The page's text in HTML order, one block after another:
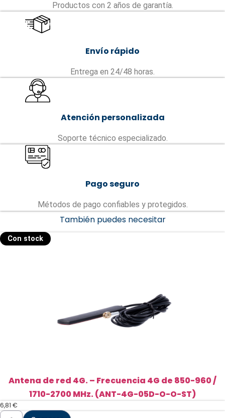
Productos con 2 años de garantía.
Envío rápido
Entrega en 24/48 horas.
Atención personalizada
Soporte técnico especializado.
Pago seguro
Métodos de pago confiables y protegidos.
También puedes necesitar
Con stock
Antena de red 4G. – Frecuencia 4G de 850-960 /
1710-2700 MHz. (ANT-4G-05D-O-O-ST)
6,81 €
Antena